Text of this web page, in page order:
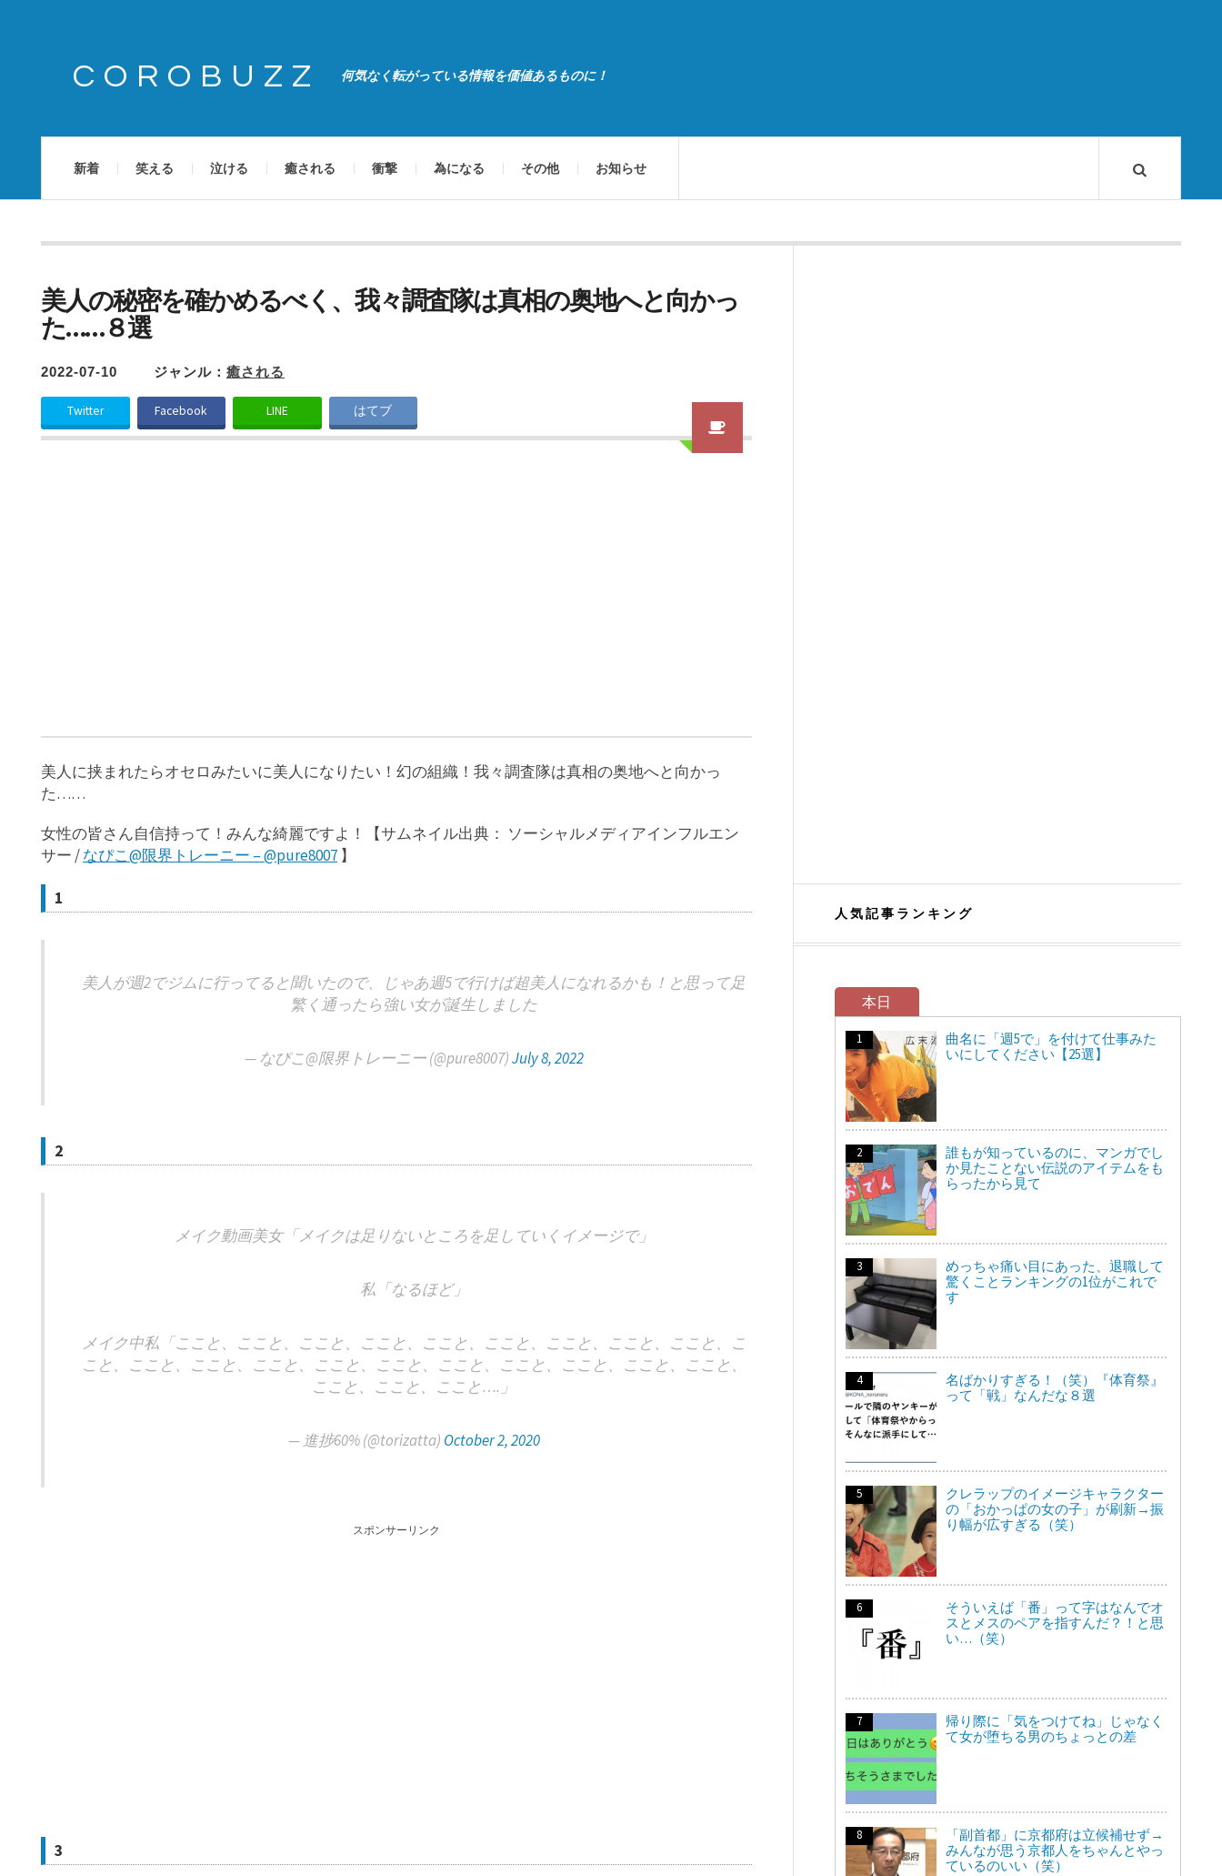
COROBUZZ 何気なく転がっている情報を価値あるものに！
新着 笑える 泣ける 癒される 衝撃 為になる その他 お知らせ
美人の秘密を確かめるべく、我々調査隊は真相の奥地へと向かっ
た……８選
2022-07-10 ジャンル： 癒される
Twitter Facebook LINE はてブ
美人に挟まれたらオセロみたいに美人になりたい！幻の組織！我々調査隊は真相の奥地へと向かっ
た……
女性の皆さん自信持って！みんな綺麗ですよ！【サムネイル出典： ソーシャルメディアインフルエン
サー /なぴこ@限界トレーニー – @pure8007 】
1
美人が週2でジムに行ってると聞いたので、じゃあ週5で行けば超美人になれるかも！と思って足
繁く通ったら強い女が誕生しました
— なぴこ@限界トレーニー (@pure8007)July 8, 2022
2
メイク動画美女「メイクは足りないところを足していくイメージで」
私「なるほど」
メイク中私「ここと、ここと、ここと、ここと、ここと、ここと、ここと、ここと、ここと、こ
こと、ここと、ここと、ここと、ここと、ここと、ここと、ここと、ここと、ここと、ここと、
ここと、ここと、ここと….」
— 進捗60% (@torizatta) October 2, 2020
スポンサーリンク
3
人気記事ランキング
本日
曲名に「週5で」を付けて仕事みた
いにしてください【25選】
誰もが知っているのに、マンガでし
か見たことない伝説のアイテムをも
らったから見て
めっちゃ痛い目にあった、退職して
驚くことランキングの1位がこれで
す
名ばかりすぎる！（笑）『体育祭』
って「戦」なんだな８選
クレラップのイメージキャラクター
の「おかっぱの女の子」が刷新→振
り幅が広すぎる（笑）
そういえば「番」って字はなんでオ
スとメスのペアを指すんだ？！と思
い…（笑）
帰り際に「気をつけてね」じゃなく
て女が堕ちる男のちょっとの差
「副首都」に京都府は立候補せず→
みんなが思う京都人をちゃんとやっ
ているのいい（笑）